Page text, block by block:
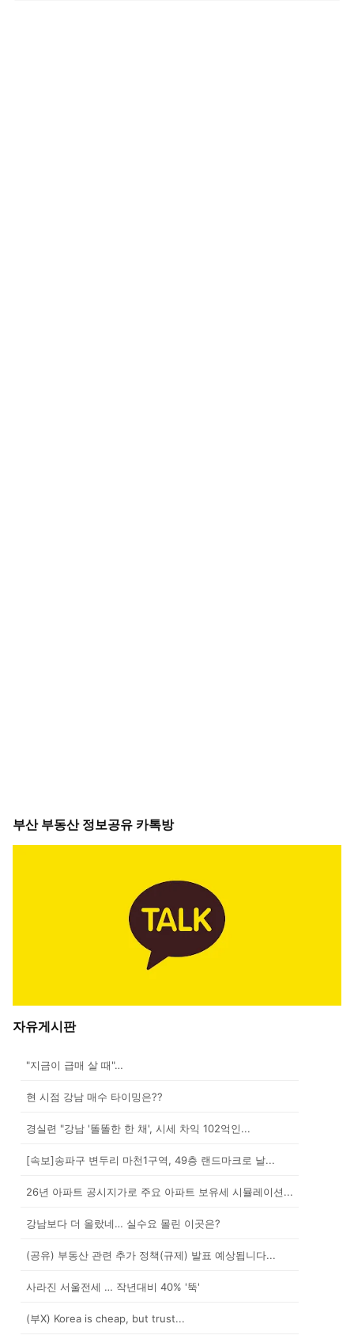
부산 부동산 정보공유 카톡방
자유게시판
"지금이 급매 살 때"…
현 시점 강남 매수 타이밍은??
경실련 "강남 '똘똘한 한 채', 시세 차익 102억인...
[속보]송파구 변두리 마천1구역, 49층 랜드마크로 날...
26년 아파트 공시지가로 주요 아파트 보유세 시뮬레이션...
강남보다 더 올랐네… 실수요 몰린 이곳은?
(공유) 부동산 관련 추가 정책(규제) 발표 예상됩니다...
사라진 서울전세 … 작년대비 40% '뚝'
(부X) Korea is cheap, but trust...